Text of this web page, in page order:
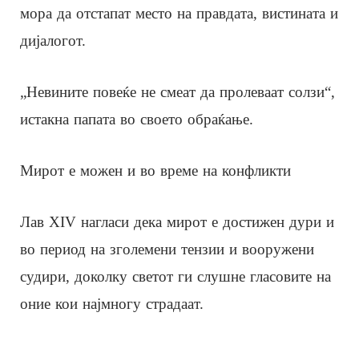
мора да отстапат место на правдата, вистината и
дијалогот.
„Невините повеќе не смеат да пролеваат солзи“,
истакна папата во своето обраќање.
Мирот е можен и во време на конфликти
Лав XIV нагласи дека мирот е достижен дури и
во период на зголемени тензии и вооружени
судири, доколку светот ги слушне гласовите на
оние кои најмногу страдаат.